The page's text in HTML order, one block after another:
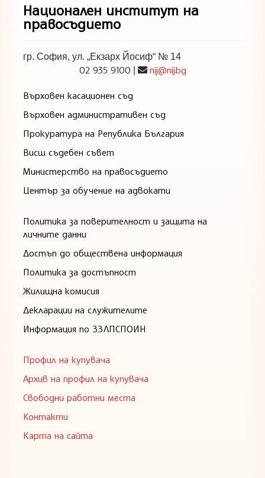
Национален институт на
правосъдието
гр. София, ул. „Екзарх Йосиф“ № 14
02 935 9100 nij@nij.bg
Върховен касационен съд
Върховен административен съд
Прокуратура на Република България
Висш съдебен съвет
Министерство на правосъдието
Център за обучение на адвокати
Политика за поверителност и защита на
личните данни
Достъп до обществена информация
Политика за достъпност
Жилищна комисия
Декларации на служителите
Информация по ЗЗЛПСПОИН
Профил на купувача
Архив на профил на купувача
Свободни работни места
Контакти
Карта на сайта